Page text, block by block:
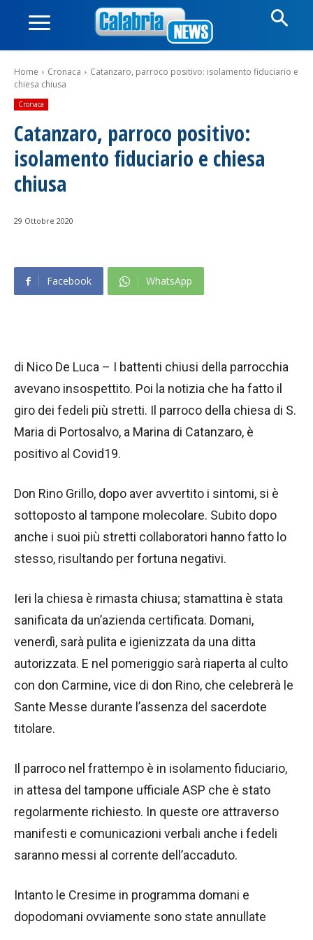
Home Cronaca
Catanzaro, parroco positivo: isolamento fiduciario e
chiesa chiusa
Cronaca
Catanzaro, parroco positivo:
isolamento fiduciario e chiesa
chiusa
29 Ottobre 2020
Facebook WhatsApp
di Nico De Luca – I battenti chiusi della parrocchia
avevano insospettito. Poi la notizia che ha fatto il
giro dei fedeli più stretti. Il parroco della chiesa di S.
Maria di Portosalvo, a Marina di Catanzaro, è
positivo al Covid19.
Don Rino Grillo, dopo aver avvertito i sintomi, si è
sottoposto al tampone molecolare. Subito dopo
anche i suoi più stretti collaboratori hanno fatto lo
stesso, risultando per fortuna negativi.
Ieri la chiesa è rimasta chiusa; stamattina è stata
sanificata da un’azienda certificata. Domani,
venerdì, sarà pulita e igienizzata da una ditta
autorizzata. E nel pomeriggio sarà riaperta al culto
con don Carmine, vice di don Rino, che celebrerà le
Sante Messe durante l’assenza del sacerdote
titolare.
Il parroco nel frattempo è in isolamento fiduciario,
in attesa del tampone ufficiale ASP che è stato
regolarmente richiesto. In queste ore attraverso
manifesti e comunicazioni verbali anche i fedeli
saranno messi al corrente dell’accaduto.
Intanto le Cresime in programma domani e
dopodomani ovviamente sono state annullate